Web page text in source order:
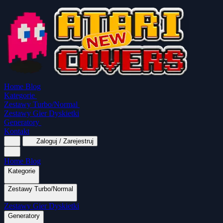
Home Blog
Kategorie
Zestawy Turbo/Normal
Zestawy Gier Dyskietki
Generatory
Kontakt
Zaloguj / Zarejestruj
Home Blog
Kategorie
Wszystkie kategorie
Zestawy Turbo/Normal
MapaSoft Turbo ROM SparkTurbo 2000
Mina Grubcio Normal
Zestawy Gier Dyskietki
Generatory